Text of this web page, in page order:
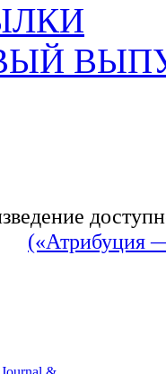
(«Атрибуция